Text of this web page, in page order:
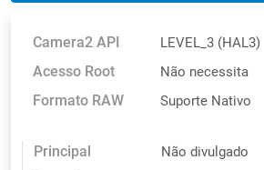
Camera2 API LEVEL_3 (HAL3)
Acesso Root Não necessita
Formato RAW Suporte Nativo
Principal Não divulgado